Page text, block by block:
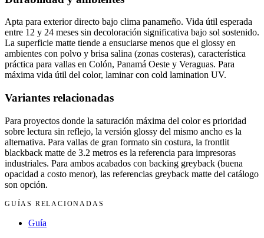
Apta para exterior directo bajo clima panameño. Vida útil esperada
entre 12 y 24 meses sin decoloración significativa bajo sol sostenido.
La superficie matte tiende a ensuciarse menos que el glossy en
ambientes con polvo y brisa salina (zonas costeras), característica
práctica para vallas en Colón, Panamá Oeste y Veraguas. Para
máxima vida útil del color, laminar con cold lamination UV.
Variantes relacionadas
Para proyectos donde la saturación máxima del color es prioridad
sobre lectura sin reflejo, la versión glossy del mismo ancho es la
alternativa. Para vallas de gran formato sin costura, la frontlit
blackback matte de 3.2 metros es la referencia para impresoras
industriales. Para ambos acabados con backing greyback (buena
opacidad a costo menor), las referencias greyback matte del catálogo
son opción.
GUÍAS RELACIONADAS
Guía